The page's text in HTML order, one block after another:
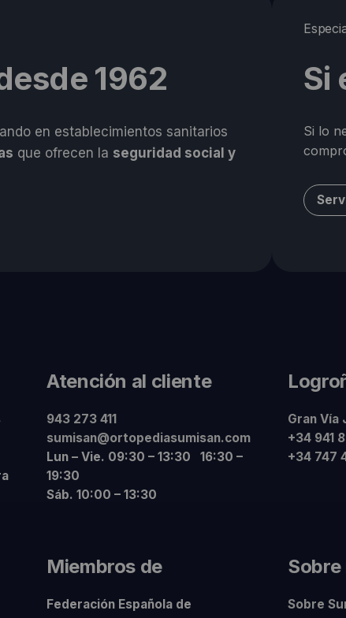
1962
en establecimientos sanitarios
que ofrecen la seguridad social y
Si
Si lo
Atención al cliente
943 273 411
sumisan@ortopediasumisan.com
Lun – Vie. 09:30 – 13:30 16:30 –
19:30
Sáb. 10:00 – 13:30
Gran Vía
+34 941
+34 747
Miembros de
Federación Española de
Sobre